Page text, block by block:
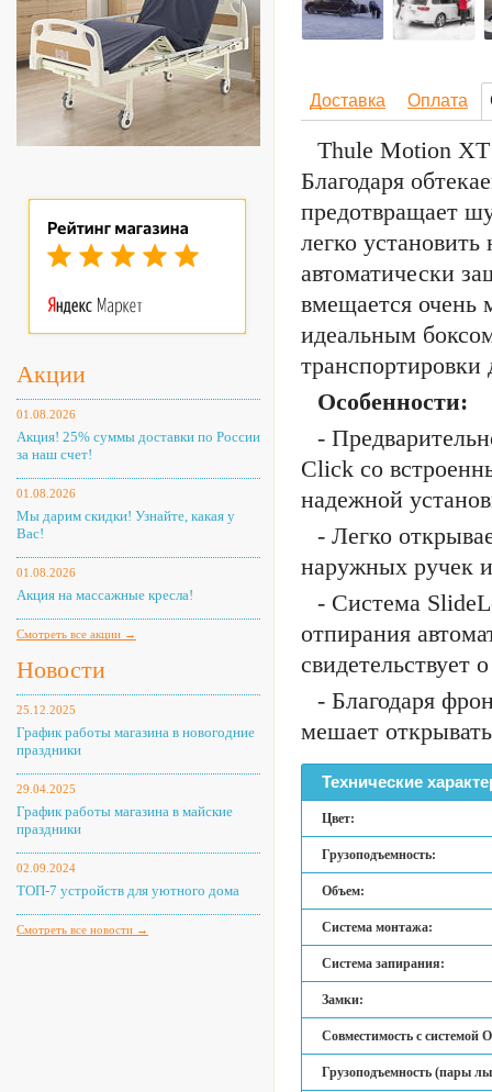
Акции
01.08.2026
Акция! 25% суммы доставки по России
за наш счет!
01.08.2026
Мы дарим скидки! Узнайте, какая у
Вас!
01.08.2026
Акция на массажные кресла!
Смотреть все акции →
Новости
25.12.2025
График работы магазина в новогодние
праздники
29.04.2025
График работы магазина в майские
праздники
02.09.2024
ТОП-7 устройств для уютного дома
Смотреть все новости →
Доставка Оплата
Thule Motion
Благодаря
предотвращает
легко
автоматически
вмещается очень
идеальным
транспортировки
Особенности:
-
Click со
надежной
- Легко
наружных ручек
- Система
отпирания
свидетельствует
- Благодаря
мешает
Технические
Цвет:
Грузоподъемность:
Объем:
Система монтажа:
Система запирания:
Замки:
Совместимость с системой
Грузоподъемность (пары